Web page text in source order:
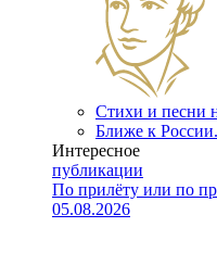
Стихи и песни
Ближе к
Интересное
публикации
По прилёту или по
05.08.2026